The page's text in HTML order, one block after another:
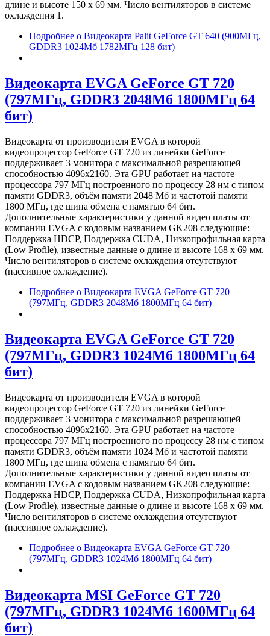
длине и высоте 150 х 69 мм. Число вентиляторов в системе
охлаждения 1.
Подробнее о Видеокарта Palit GeForce GT 640 (900МГц,
GDDR3 1024Мб 1782МГц 128 бит)
Видеокарта EVGA GeForce GT 720
(797МГц, GDDR3 2048Мб 1800МГц 64
бит)
Видеокарта от производителя EVGA в которой
видеопроцессор GeForce GT 720 из линейки GeForce
поддерживает 3 монитора с максимальной разрешающей
способностью 4096x2160. Эта GPU работает на частоте
процессора 797 МГц построенного по процессу 28 нм с типом
памяти GDDR3, объём памяти 2048 Мб и частотой памяти
1800 МГц, где шина обмена с памятью 64 бит.
Дополнительные характеристики у данной видео платы от
компании EVGA с кодовым названием GK208 следующие:
Поддержка HDCP, Поддержка CUDA, Низкопрофильная карта
(Low Profile), известные данные о длине и высоте 168 х 69 мм.
Число вентиляторов в системе охлаждения отсутствуют
(пассивное охлаждение).
Подробнее о Видеокарта EVGA GeForce GT 720
(797МГц, GDDR3 2048Мб 1800МГц 64 бит)
Видеокарта EVGA GeForce GT 720
(797МГц, GDDR3 1024Мб 1800МГц 64
бит)
Видеокарта от производителя EVGA в которой
видеопроцессор GeForce GT 720 из линейки GeForce
поддерживает 3 монитора с максимальной разрешающей
способностью 4096x2160. Эта GPU работает на частоте
процессора 797 МГц построенного по процессу 28 нм с типом
памяти GDDR3, объём памяти 1024 Мб и частотой памяти
1800 МГц, где шина обмена с памятью 64 бит.
Дополнительные характеристики у данной видео платы от
компании EVGA с кодовым названием GK208 следующие:
Поддержка HDCP, Поддержка CUDA, Низкопрофильная карта
(Low Profile), известные данные о длине и высоте 168 х 69 мм.
Число вентиляторов в системе охлаждения отсутствуют
(пассивное охлаждение).
Подробнее о Видеокарта EVGA GeForce GT 720
(797МГц, GDDR3 1024Мб 1800МГц 64 бит)
Видеокарта MSI GeForce GT 720
(797МГц, GDDR3 1024Мб 1600МГц 64
бит)